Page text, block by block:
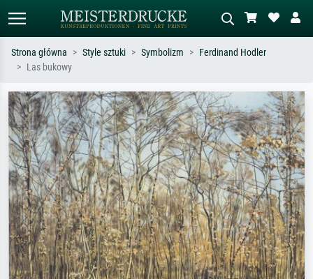
Szukaj wg artysty, tytułu lub stylu – np.
Monet, Gwiaździsta noc,
impresjonizm, fala Hokusaia, akt.
Opisz scenę – np. zielona łąka,
abstrakcja z czerwienią, ciemny olej,
stojący akt obok drzewa.
Strona główna Style sztuki Symbolizm
Ferdinand Hodler
Las bukowy